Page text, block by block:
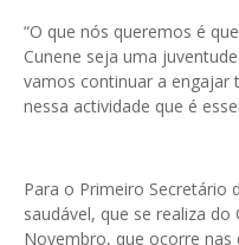
“O que nós queremos é
Cunene seja uma
vamos continuar a engajar
nessa actividade que é
Para o Primeiro Secretário
saudável, que se realiza
Novembro, que ocorre nas